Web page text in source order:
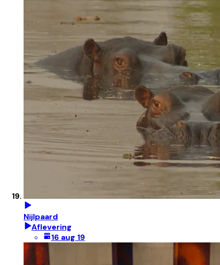
Nijlpaard
Aflevering
16 aug 19